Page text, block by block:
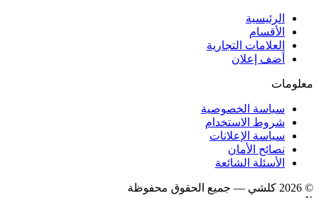
الرئيسية
الأقسام
العلامات التجارية
أضف إعلان
معلومات
سياسة الخصوصية
شروط الاستخدام
سياسة الإعلانات
نصائح الأمان
الأسئلة الشائعة
©
2026 كلشي — جميع الحقوق محفوظة